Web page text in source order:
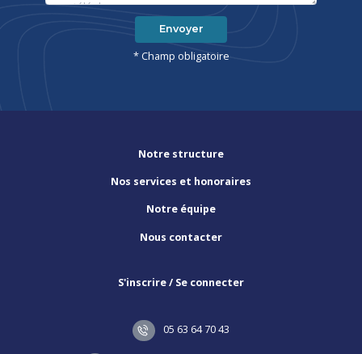
Envoyer
* Champ obligatoire
Notre structure
Nos services et honoraires
Notre équipe
Nous contacter
S'inscrire / Se connecter
05 63 64 70 43